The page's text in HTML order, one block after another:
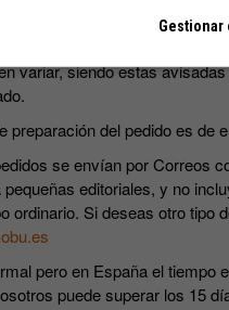
incluyen IVA.
incluyen los cuatro
variar, siendo estas
preparación del pedido es de
se envían por Correos
pequeñas editoriales, y no
ordinario. Si deseas otro tipo
pero en España el tiempo
puede superar los 15
Gestionar